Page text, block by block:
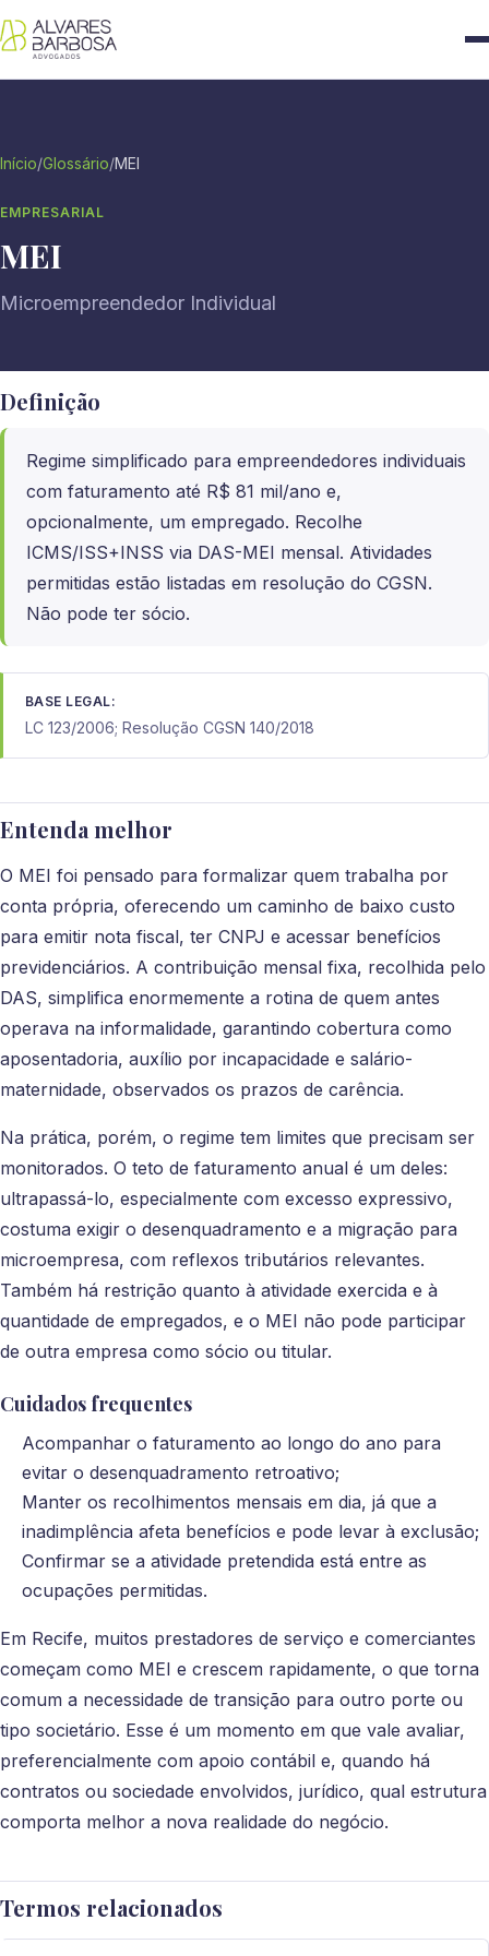
Início/Glossário/MEI
EMPRESARIAL
MEI
Microempreendedor Individual
Definição
Regime simplificado para empreendedores individuais
com faturamento até R$ 81 mil/ano e,
opcionalmente, um empregado. Recolhe
ICMS/ISS+INSS via DAS-MEI mensal. Atividades
permitidas estão listadas em resolução do CGSN.
Não pode ter sócio.
BASE LEGAL:
LC 123/2006; Resolução CGSN 140/2018
Entenda melhor
O MEI foi pensado para formalizar quem trabalha por
conta própria, oferecendo um caminho de baixo custo
para emitir nota fiscal, ter CNPJ e acessar benefícios
previdenciários. A contribuição mensal fixa, recolhida pelo
DAS, simplifica enormemente a rotina de quem antes
operava na informalidade, garantindo cobertura como
aposentadoria, auxílio por incapacidade e salário-
maternidade, observados os prazos de carência.
Na prática, porém, o regime tem limites que precisam ser
monitorados. O teto de faturamento anual é um deles:
ultrapassá-lo, especialmente com excesso expressivo,
costuma exigir o desenquadramento e a migração para
microempresa, com reflexos tributários relevantes.
Também há restrição quanto à atividade exercida e à
quantidade de empregados, e o MEI não pode participar
de outra empresa como sócio ou titular.
Cuidados frequentes
Acompanhar o faturamento ao longo do ano para
evitar o desenquadramento retroativo;
Manter os recolhimentos mensais em dia, já que a
inadimplência afeta benefícios e pode levar à exclusão;
Confirmar se a atividade pretendida está entre as
ocupações permitidas.
Em Recife, muitos prestadores de serviço e comerciantes
começam como MEI e crescem rapidamente, o que torna
comum a necessidade de transição para outro porte ou
tipo societário. Esse é um momento em que vale avaliar,
preferencialmente com apoio contábil e, quando há
contratos ou sociedade envolvidos, jurídico, qual estrutura
comporta melhor a nova realidade do negócio.
Termos relacionados